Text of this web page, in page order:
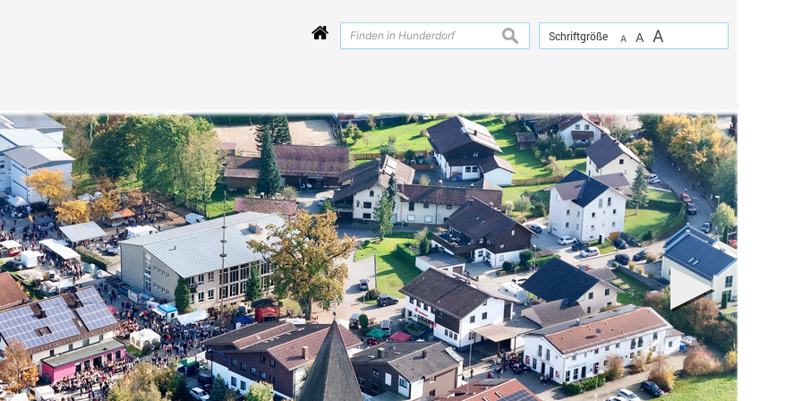
Schriftgröße A A A
suchen